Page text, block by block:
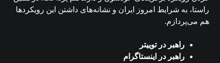
راستا، به شرایط امروز ایران و نشانه‌های داشتن این رویکردها
هم می‌پردازم.
راهبر در توییتر
راهبر در اینستاگرام